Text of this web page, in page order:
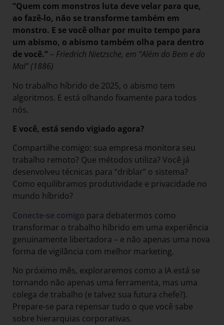
“Quem com monstros luta deve velar para que,
ao fazê-lo, não se transforme também em
monstro. E se você olhar por muito tempo para
um abismo, o abismo também olha para dentro
de você.” – Friedrich Nietzsche, em “Além do Bem e do
Mal” (1886)
No trabalho híbrido de 2025, o abismo tem
algoritmos. E está olhando fixamente para todos
nós.
E você, está sendo vigiado agora?
Compartilhe comigo: sua empresa monitora seu
trabalho remoto? Que métodos utiliza? Você já
desenvolveu técnicas para “driblar” o sistema?
Como equilibramos produtividade e privacidade no
mundo híbrido?
Conecte-se comigo para debatermos como
transformar o trabalho híbrido em uma experiência
genuinamente libertadora – e não apenas uma nova
forma de vigilância com melhor marketing.
No próximo mês, exploraremos como a IA está se
tornando não apenas uma ferramenta, mas uma
colega de trabalho (e talvez sua futura chefe?).
Prepare-se para repensar tudo o que você sabe
sobre hierarquias corporativas.